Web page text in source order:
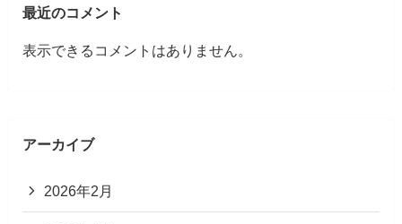
最近のコメント
表示できるコメントはありません。
アーカイブ
2026年2月